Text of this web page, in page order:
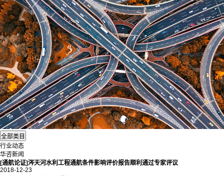
行业动态
华咨新闻
[通航论证]涔天河水利工程通航条件影响评价报告顺利通过专家评议
2018-12-23